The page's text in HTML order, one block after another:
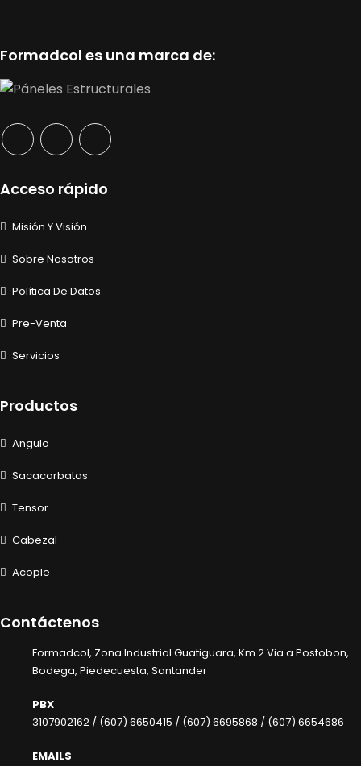
Formadcol es una marca de:
Acceso rápido
Misión Y Visión
Sobre Nosotros
Política De Datos
Pre-Venta
Servicios
Productos
Angulo
Sacacorbatas
Tensor
Cabezal
Acople
Contáctenos
Formadcol, Zona Industrial Guatiguara, Km 2 Via a Postobon,
Bodega, Piedecuesta, Santander
PBX
3107902162 / (607) 6650415 / (607) 6695868 / (607) 6654686
EMAILS